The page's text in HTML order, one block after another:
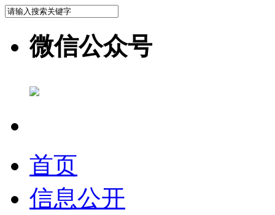
微信公众号
首页
信息公开